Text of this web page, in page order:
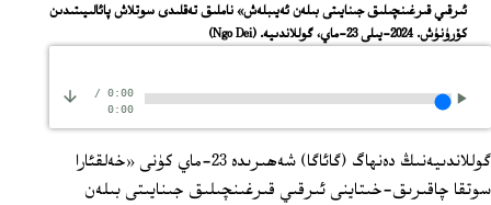
ئىرقىي قىرغىنچىلىق جىنايىتى بىلەن ئەيىبلەش» ناملىق تەقلىدى سوتلاش پائالىيىتىدىن
كۆرۈنۈش. 2024-يىلى 23-ماي، گوللاندىيە.
(Ngo Dei)
0:00
/
0:00
گوللاندىيەنىڭ دەنھاگ (گائاگا) شەھىرىدە 23-ماي كۈنى «خەلقئارا
سوتقا چاقىرىق-خىتاينى ئىرقىي قىرغىنچىلىق جىنايىتى بىلەن